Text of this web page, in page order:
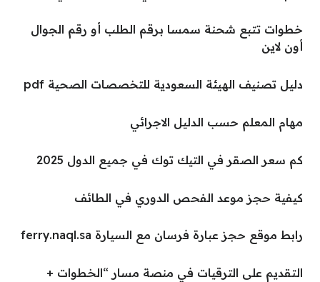
خطوات تتبع شحنة سمسا برقم الطلب أو رقم الجوال
أون لاين
دليل تصنيف الهيئة السعودية للتخصصات الصحية pdf
مهام المعلم حسب الدليل الاجرائي
كم سعر الصقر في التيك توك في جميع الدول 2025
كيفية حجز موعد الفحص الدوري في الطائف
رابط موقع حجز عبارة فرسان مع السيارة ferry.naql.sa
التقديم على الترقيات في منصة مسار “الخطوات +